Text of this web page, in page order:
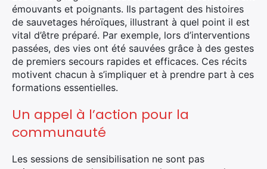
émouvants et poignants. Ils partagent des histoires
de sauvetages héroïques, illustrant à quel point il est
vital d’être préparé. Par exemple, lors d’interventions
passées, des vies ont été sauvées grâce à des gestes
de premiers secours rapides et efficaces. Ces récits
motivent chacun à s’impliquer et à prendre part à ces
formations essentielles.
Un appel à l’action pour la
communauté
Les sessions de sensibilisation ne sont pas
Rechercher
: